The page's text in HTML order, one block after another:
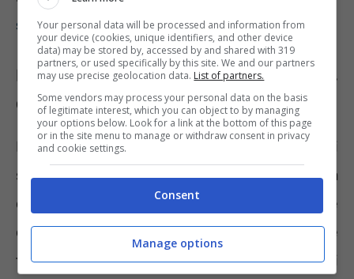
soluzioni per aumentare subito l’importo
Lavoro e Assegno di Inclusione,
quando c’è compatibilità
L’AdI viene erogato per diciotto mesi, poi ci
sarà uno stop di un mese prima della ripresa
dei versamenti per altri dodici mesi. Se
durante questo periodo il percettore dovesse
trovare lavoro occorrerà verificare i nuovi
Your personal data will be processed and information from
your device (cookies, unique identifiers, and other device
data) may be stored by, accessed by and shared with 319
partners, or used specifically by this site. We and our partners
may use precise geolocation data. List of partners.
Some vendors may process your personal data on the basis
of legitimate interest, which you can object to by managing
your options below. Look for a link at the bottom of this page
or in the site menu to manage or withdraw consent in privacy
and cookie settings.
Consent
Manage options